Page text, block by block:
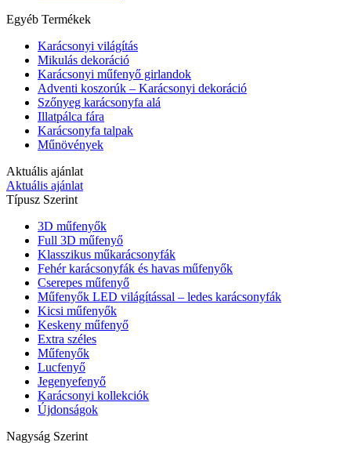
Egyéb Termékek
Karácsonyi világítás
Mikulás dekoráció
Karácsonyi műfenyő girlandok
Adventi koszorúk – Karácsonyi dekoráció
Szőnyeg karácsonyfa alá
Illatpálca fára
Karácsonyfa talpak
Műnövények
Aktuális ajánlat
Aktuális ajánlat
Típusz Szerint
3D műfenyők
Full 3D műfenyő
Klasszikus műkarácsonyfák
Fehér karácsonyfák és havas műfenyők
Cserepes műfenyő
Műfenyők LED világítással – ledes karácsonyfák
Kicsi műfenyők
Keskeny műfenyő
Extra széles
Műfenyők
Lucfenyő
Jegenyefenyő
Karácsonyi kollekciók
Újdonságok
Nagyság Szerint